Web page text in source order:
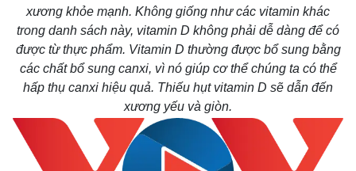
xương khỏe mạnh. Không giống như các vitamin khác
trong danh sách này, vitamin D không phải dễ dàng để có
được từ thực phẩm. Vitamin D thường được bổ sung bằng
các chất bổ sung canxi, vì nó giúp cơ thể chúng ta có thể
hấp thụ canxi hiệu quả. Thiếu hụt vitamin D sẽ dẫn đến
xương yếu và giòn.